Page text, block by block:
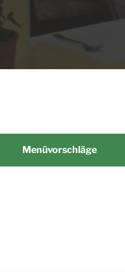
Menüvorschläge